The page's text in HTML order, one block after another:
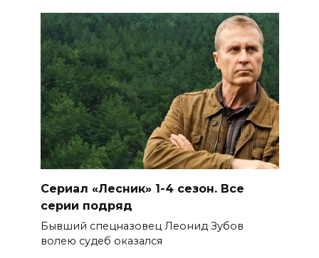
Сериал «Лесник» 1-4 сезон. Все
серии подряд
Бывший спецназовец Леонид Зубов
волею судеб оказался